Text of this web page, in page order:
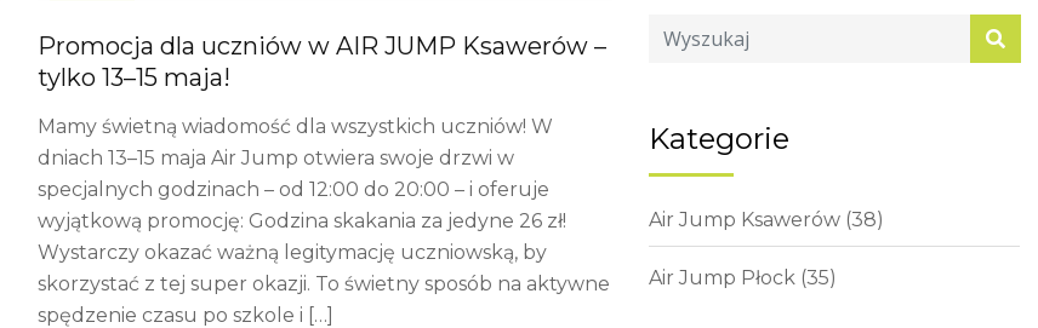
Promocja dla uczniów w AIR JUMP Ksawerów –
tylko 13–15 maja!
Mamy świetną wiadomość dla wszystkich uczniów! W
dniach 13–15 maja Air Jump otwiera swoje drzwi w
specjalnych godzinach – od 12:00 do 20:00 – i oferuje
wyjątkową promocję: Godzina skakania za jedyne 26 zł!
Wystarczy okazać ważną legitymację uczniowską, by
skorzystać z tej super okazji. To świetny sposób na aktywne
spędzenie czasu po szkole i […]
Kategorie
Air Jump Ksawerów (38)
Air Jump Płock (35)